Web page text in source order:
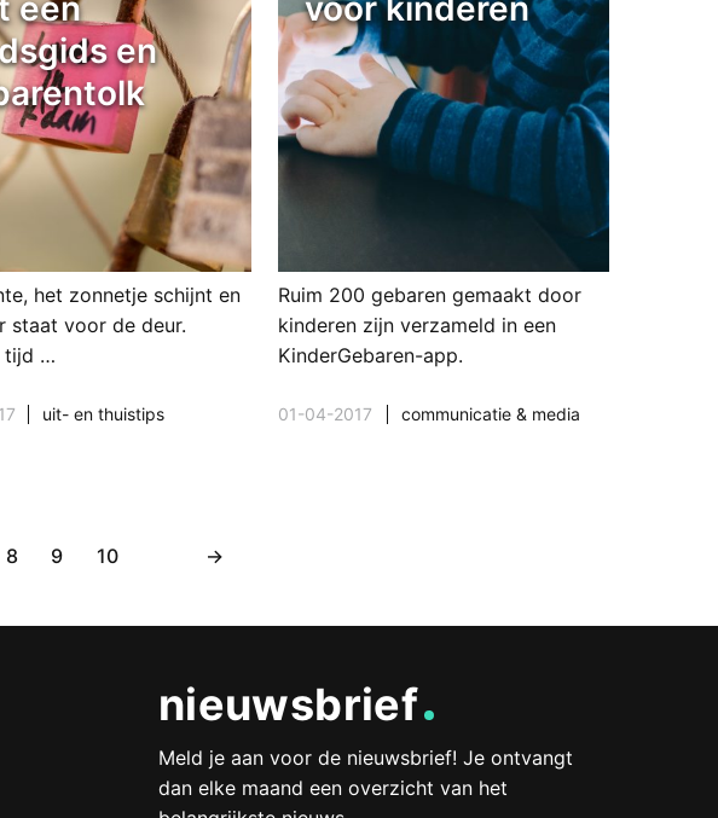
een
en
het zonnetje schijnt en
staat voor de deur.
tijd …
uit- en thuistips
voor kinderen
Ruim 200 gebaren gemaakt door
kinderen zijn verzameld in een
KinderGebaren-app.
01-04-2017 communicatie & media
8 9 10 →
nieuwsbrief
Meld je aan voor de nieuwsbrief! Je ontvangt
dan elke maand een overzicht van het